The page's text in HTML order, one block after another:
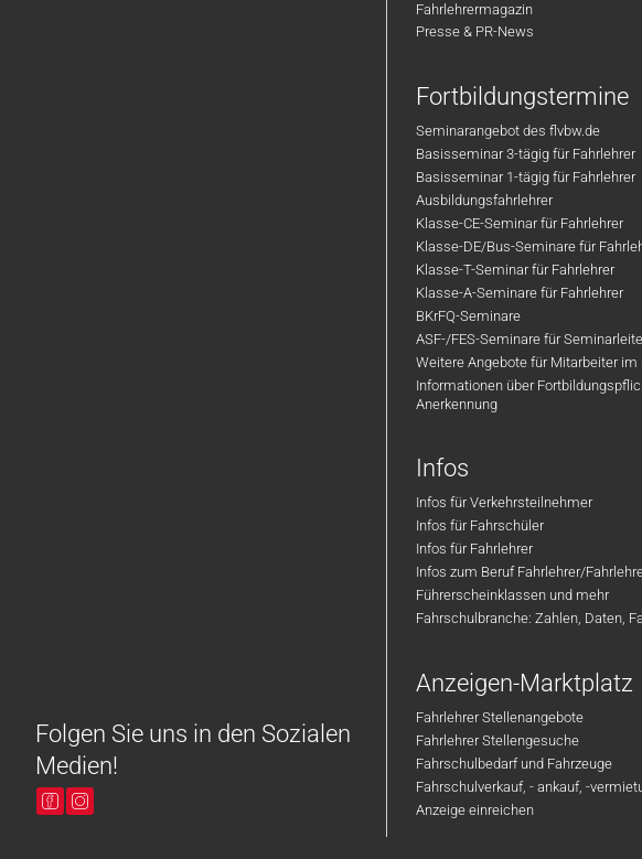
Folgen Sie uns in den Sozialen
Medien!
Fahrlehrermagazin
Presse & PR-News
Fortbildungstermine
Seminarangebot des flvbw.de
Basisseminar 3-tägig für Fahrlehrer
Basisseminar 1-tägig für Fahrlehrer
Ausbildungsfahrlehrer
Klasse-CE-Seminar für Fahrlehrer
Klasse-DE/Bus-Seminare für
Klasse-T-Seminar für Fahrlehrer
Klasse-A-Seminare für Fahrlehrer
BKrFQ-Seminare
ASF-/FES-Seminare für
Weitere Angebote für Mitarbeiter im
Informationen über
Anerkennung
Infos
Infos für Verkehrsteilnehmer
Infos für Fahrschüler
Infos für Fahrlehrer
Infos zum Beruf Fahrlehrer/
Führerscheinklassen und mehr
Fahrschulbranche: Zahlen, Daten,
Anzeigen-Marktplatz
Fahrlehrer Stellenangebote
Fahrlehrer Stellengesuche
Fahrschulbedarf und Fahrzeuge
Fahrschulverkauf, - ankauf, -
Anzeige einreichen